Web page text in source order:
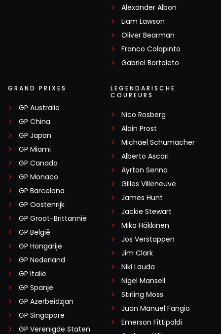
Alexander Albon
Liam Lawson
Oliver Bearman
Franco Colapinto
Gabriel Bortoleto
GRAND PRIXES
GP Australië
GP China
GP Japan
GP Miami
GP Canada
GP Monaco
GP Barcelona
GP Oostenrijk
GP Groot-Brittannië
GP België
GP Hongarije
GP Nederland
GP Italië
GP Spanje
GP Azerbeidzjan
GP Singapore
GP Verenigde Staten
LEGENDARISCHE
COUREURS
Nico Rosberg
Alain Prost
Michael Schumacher
Alberto Ascari
Ayrton Senna
Gilles Villeneuve
James Hunt
Jackie Stewart
Mika Häkkinen
Jos Verstappen
Jim Clark
Niki Lauda
Nigel Mansell
Stirling Moss
Juan Manuel Fangio
Emerson Fittipaldi